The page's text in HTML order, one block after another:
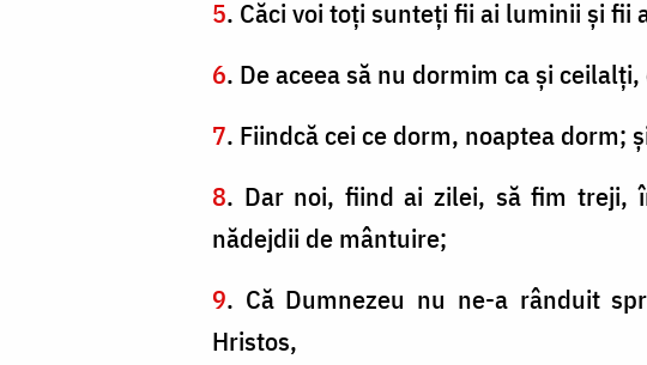
5. Căci voi toţi sunteţi fii ai luminii şi
6. De aceea să nu dormim ca şi
7. Fiindcă cei ce dorm, noaptea dorm;
8. Dar noi, fiind ai zilei, să fim treji,
nădejdii de mântuire;
9. Că Dumnezeu nu ne-a rânduit
Hristos,